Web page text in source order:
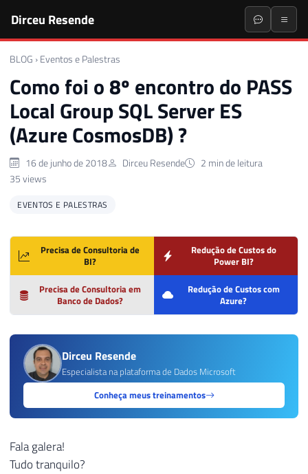
Dirceu Resende
BLOG › Eventos e Palestras
Como foi o 8º encontro do PASS
Local Group SQL Server ES
(Azure CosmosDB) ?
16 de junho de 2018 Dirceu Resende
2 min de leitura
35 views
EVENTOS E PALESTRAS
Precisa de Consultoria de
BI?
Redução de Custos do
Power BI?
Precisa de Consultoria em
Banco de Dados?
Redução de Custos com
Azure?
Dirceu Resende
Especialista na plataforma de Dados Microsoft
Conheça meus treinamentos
Fala galera!
Tudo tranquilo?